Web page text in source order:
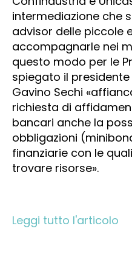
intermediazione che
advisor delle piccole
accompagnarle nei
questo modo per le
spiegato il
Gavino Sechi
richiesta di
bancari anche la
obbligazioni
finanziarie con le
trovare risorse».
Leggi tutto l'articolo